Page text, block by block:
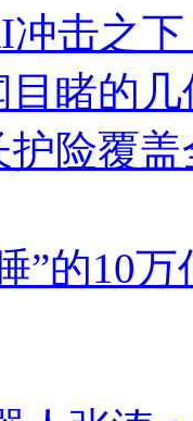
冲击之
目睹的
护险覆
”的10